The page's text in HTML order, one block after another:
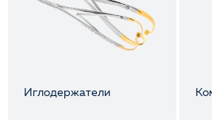
Иглодержатели